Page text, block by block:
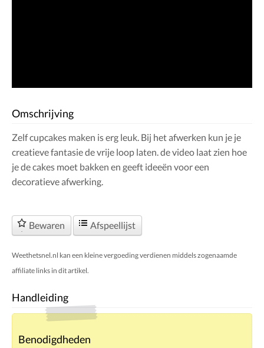
Omschrijving
Zelf cupcakes maken is erg leuk. Bij het afwerken kun je je
creatieve fantasie de vrije loop laten. de video laat zien hoe
je de cakes moet bakken en geeft ideeën voor een
decoratieve afwerking.
Bewaren Afspeellijst
Weethetsnel.nl kan een kleine vergoeding verdienen middels zogenaamde
affiliate links in dit artikel.
Handleiding
Benodigdheden